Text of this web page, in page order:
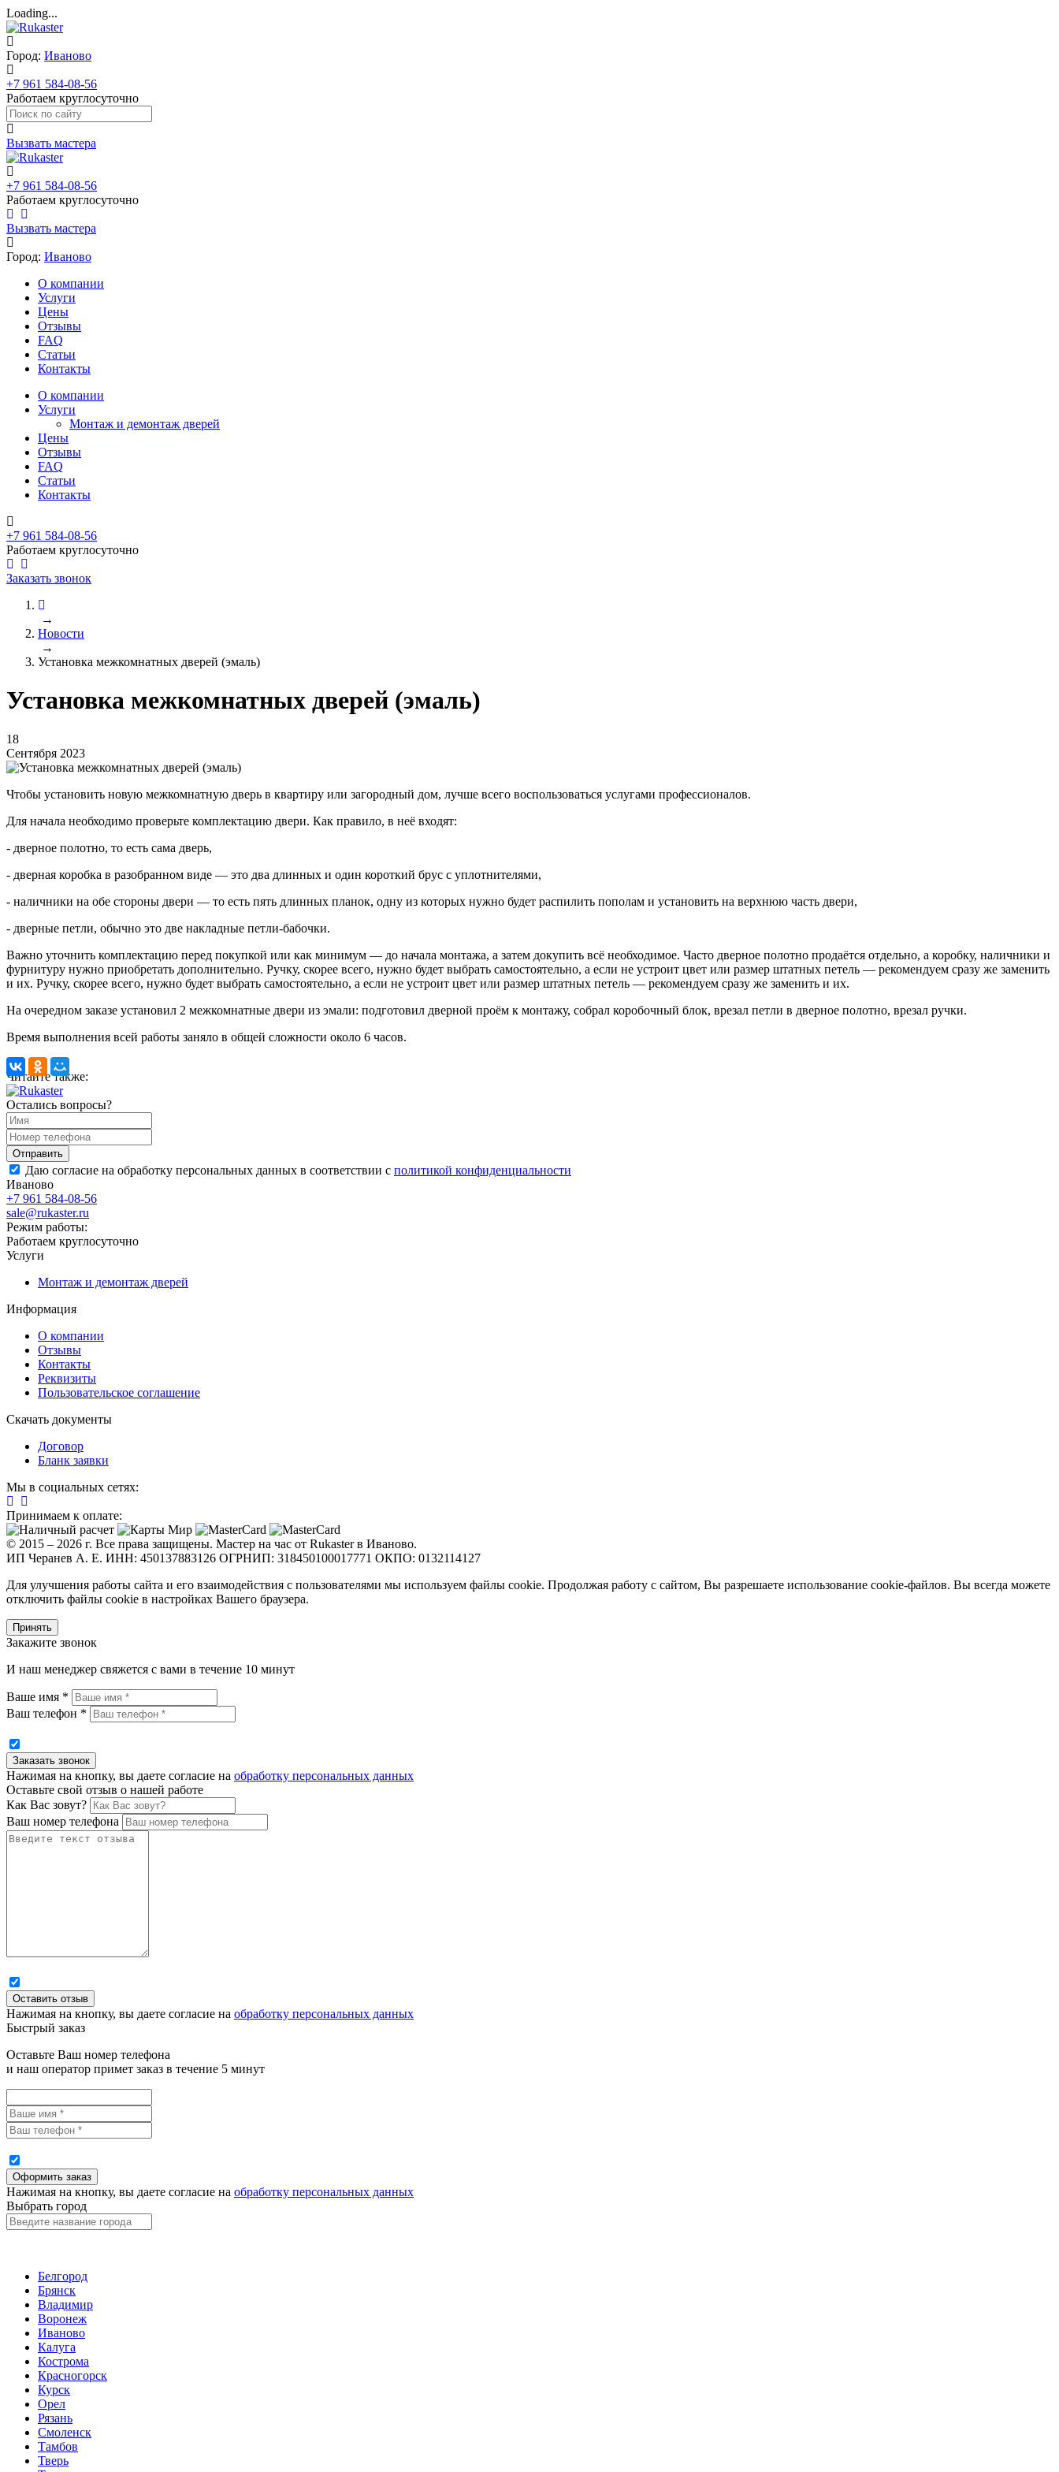
Loading...
Город: Иваново
+7 961 584-08-56
Работаем круглосуточно
Вызвать мастера
+7 961 584-08-56
Работаем круглосуточно
Вызвать мастера
Город: Иваново
О компании
Услуги
Цены
Отзывы
FAQ
Статьи
Контакты
О компании
Услуги
Монтаж и демонтаж дверей
Цены
Отзывы
FAQ
Статьи
Контакты
+7 961 584-08-56
Работаем круглосуточно
Заказать звонок
→
Новости
→
Установка межкомнатных дверей (эмаль)
Установка межкомнатных дверей (эмаль)
18
Сентября 2023
Чтобы установить новую межкомнатную дверь в квартиру или загородный дом, лучше всего воспользоваться услугами профессионалов.
Для начала необходимо проверьте комплектацию двери. Как правило, в неё входят:
- дверное полотно, то есть сама дверь,
- дверная коробка в разобранном виде — это два длинных и один короткий брус с уплотнителями,
- наличники на обе стороны двери — то есть пять длинных планок, одну из которых нужно будет распилить пополам и установить на верхнюю часть двери,
- дверные петли, обычно это две накладные петли-бабочки.
Важно уточнить комплектацию перед покупкой или как минимум — до начала монтажа, а затем докупить всё необходимое. Часто дверное полотно продаётся отдельно, а коробку, наличники и
фурнитуру нужно приобретать дополнительно. Ручку, скорее всего, нужно будет выбрать самостоятельно, а если не устроит цвет или размер штатных петель — рекомендуем сразу же заменить
и их. Ручку, скорее всего, нужно будет выбрать самостоятельно, а если не устроит цвет или размер штатных петель — рекомендуем сразу же заменить и их.
На очередном заказе установил 2 межкомнатные двери из эмали: подготовил дверной проём к монтажу, собрал коробочный блок, врезал петли в дверное полотно, врезал ручки.
Время выполнения всей работы заняло в общей сложности около 6 часов.
Читайте также:
Остались вопросы?
Даю согласие на обработку персональных данных в соответствии с политикой конфиденциальности
Иваново
+7 961 584-08-56
sale@rukaster.ru
Режим работы:
Работаем круглосуточно
Услуги
Монтаж и демонтаж дверей
Информация
О компании
Отзывы
Контакты
Реквизиты
Пользовательское соглашение
Скачать документы
Договор
Бланк заявки
Мы в социальных сетях:
Принимаем к оплате:
© 2015 – 2026 г. Все права защищены. Мастер на час от Rukaster в Иваново.
ИП Черанев А. Е. ИНН: 450137883126 ОГРНИП: 318450100017771 ОКПО: 0132114127
Для улучшения работы сайта и его взаимодействия с пользователями мы используем файлы cookie. Продолжая работу с сайтом, Вы разрешаете использование cookie-файлов. Вы всегда можете
отключить файлы cookie в настройках Вашего браузера.
Принять
Закажите звонок
И наш менеджер свяжется с вами в течение 10 минут
Ваше имя *
Ваш телефон *
Нажимая на кнопку, вы даете согласие на обработку персональных данных
Оставьте свой отзыв о нашей работе
Как Вас зовут?
Ваш номер телефона
Нажимая на кнопку, вы даете согласие на обработку персональных данных
Быстрый заказ
Оставьте Ваш номер телефона
и наш оператор примет заказ в течение 5 минут
Нажимая на кнопку, вы даете согласие на обработку персональных данных
Выбрать город
Белгород
Брянск
Владимир
Воронеж
Иваново
Калуга
Кострома
Красногорск
Курск
Орел
Рязань
Смоленск
Тамбов
Тверь